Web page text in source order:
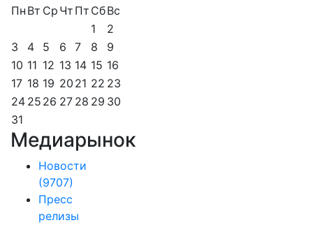
Пн Вт Ср Чт Пт СбВс
1
2
3
4 5 6 7 8
9
10 11 12 13 14 15 16
17 18 19 20 21 22 23
24 25 26 27 28 29 30
31
Медиарынок
Новости
(9707)
Пресс
релизы